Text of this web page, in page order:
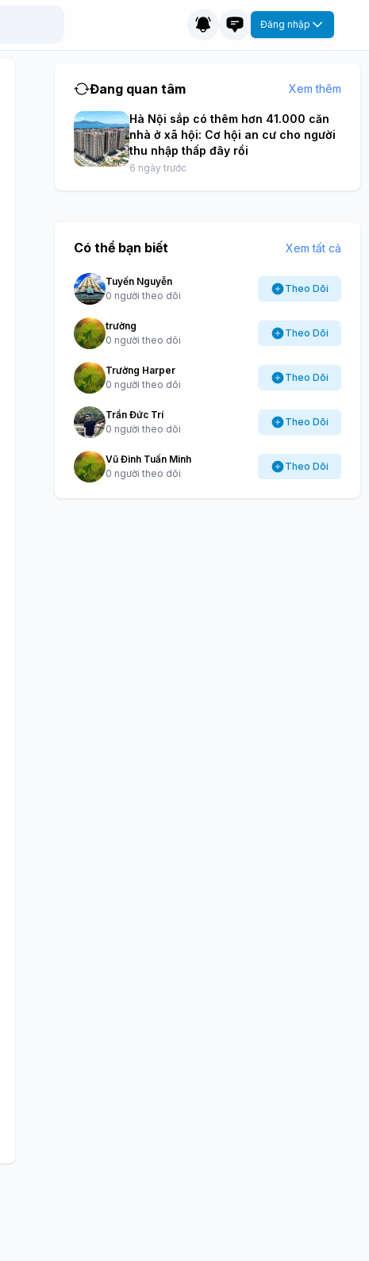
Đăng nhập
Đang quan tâm Xem thêm
Hà Nội sắp có thêm hơn 41.000 căn
nhà ở xã hội: Cơ hội an cư cho người
thu nhập thấp đây rồi
6 ngày trước
Có thể bạn biết Xem tất cả
Tuyến Nguyễn
0 người theo dõi
Theo Dõi
trường
0 người theo dõi
Theo Dõi
Trường Harper
0 người theo dõi
Theo Dõi
Trần Đức Trí
0 người theo dõi
Theo Dõi
Vũ Đình Tuấn Minh
0 người theo dõi
Theo Dõi